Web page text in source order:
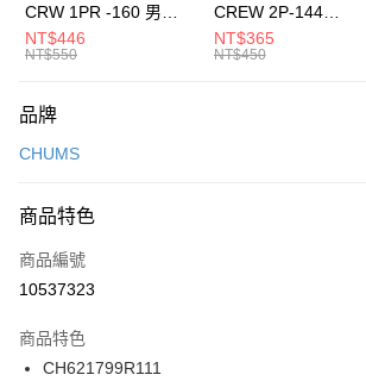
元大商業銀行
台灣樂天信用卡公司
全盈+PAY
AFTEE先享後付
【關於「AFTEE先享後付」】
便利好安心！
３．安心：先確認商品／服務後，再付款。
【「AFTEE先享後付」結帳流程】
１．於結帳方式選擇「AFTEE先享後付」後，將跳轉
２．訂單成立數日內，您將收到繳費通知簡訊。
３．收到繳費通知簡訊後14天內，點擊此簡訊中的連
ATM／網路銀行／等多元方式進行付款，方視為交易
運送方式
每筆NT$100，滿NT$1,500(含以上)免運費
宅配
每筆NT$100，滿NT$1,500(含以上)免運費
付款後門市自取
每筆NT$100，滿NT$1,500(含以上)免運費
CRW 1PR -160 男女
中統襪 FZ3393100
NT$446
NT$550
CREW 2P-144
EMBRDY 男女 短統襪
FZ3073133
NT$365
NT$450
品牌
CHUMS
商品特色
商品編號
10537323
商品特色
CH621799R111